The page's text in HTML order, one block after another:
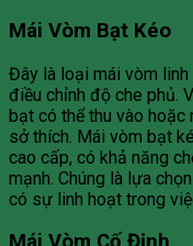
Mái Vòm Bạt Kéo
Đây là loại mái vòm
điều chỉnh độ che phủ.
bạt có thể thu vào
sở thích. Mái vòm bạt
cao cấp, có khả năng
mạnh. Chúng là lựa
có sự linh hoạt trong